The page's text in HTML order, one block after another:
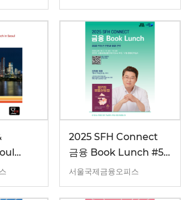
핀테크 이야기> 개최
(10.1.)
2025 SFH Connect
금융 Book Lunch #5
(9/19)
서울국제금융오피스